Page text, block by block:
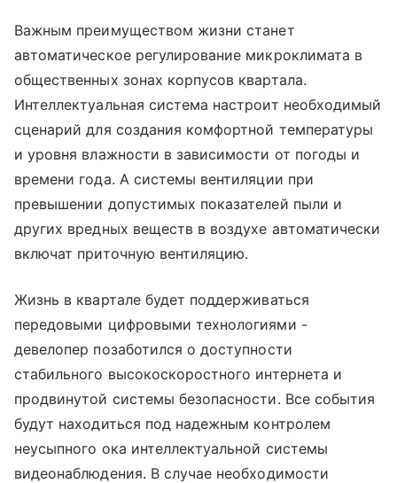
Важным преимуществом жизни станет
автоматическое регулирование микроклимата в
общественных зонах корпусов квартала.
Интеллектуальная система настроит необходимый
сценарий для создания комфортной температуры
и уровня влажности в зависимости от погоды и
времени года. А системы вентиляции при
превышении допустимых показателей пыли и
других вредных веществ в воздухе автоматически
включат приточную вентиляцию.
Жизнь в квартале будет поддерживаться
передовыми цифровыми технологиями -
девелопер позаботился о доступности
стабильного высокоскоростного интернета и
продвинутой системы безопасности. Все события
будут находиться под надежным контролем
неусыпного ока интеллектуальной системы
видеонаблюдения. В случае необходимости